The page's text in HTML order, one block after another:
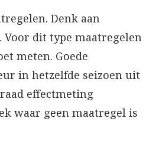
Denk aan
Voor dit type maatregelen
meten. Goede
in hetzelfde seizoen uit
effectmeting
waar geen maatregel is